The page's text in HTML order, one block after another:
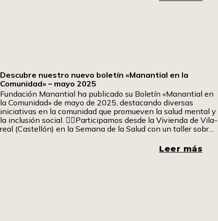
Descubre nuestro nuevo boletín «Manantial en la
Comunidad» – mayo 2025
Fundación Manantial ha publicado su Boletín «Manantial en
la Comunidad» de mayo de 2025, destacando diversas
iniciativas en la comunidad que promueven la salud mental y
la inclusión social. 🧘‍♀️Participamos desde la Vivienda de Vila-
real (Castellón) en la Semana de la Salud con un taller sobre
herramientas para liberar la presión de formaLeer más